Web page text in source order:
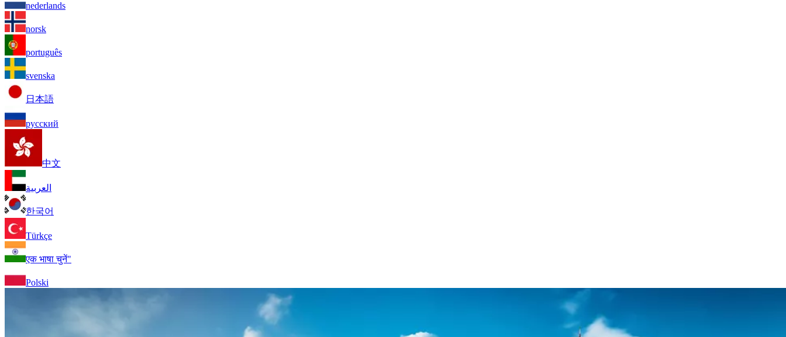
nederlands
norsk
português
svenska
日本語
русский
中文
العربية
한국어
Türkçe
एक भाषा चुनें"
Polski